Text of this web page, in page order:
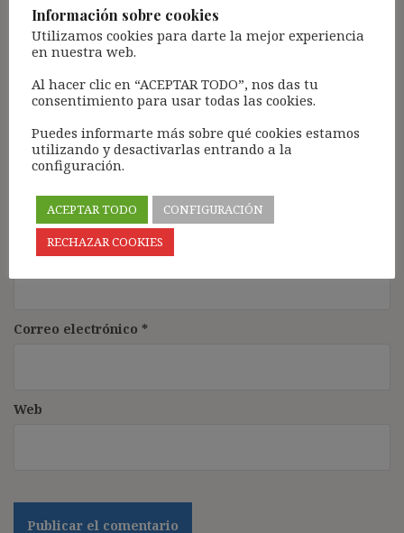
campos obligatorios están marcados con
Comentario*
Nombre*
Correo electrónico *
Web
Información sobre cookies
Utilizamos cookies para darte la mejor experiencia
en nuestra web.
Al hacer clic en “ACEPTAR TODO”, nos das tu
consentimiento para usar todas las cookies.
Puedes informarte más sobre qué cookies estamos
utilizando y desactivarlas entrando a la
configuración.
ACEPTAR TODO
CONFIGURACIÓN
RECHAZAR COOKIES